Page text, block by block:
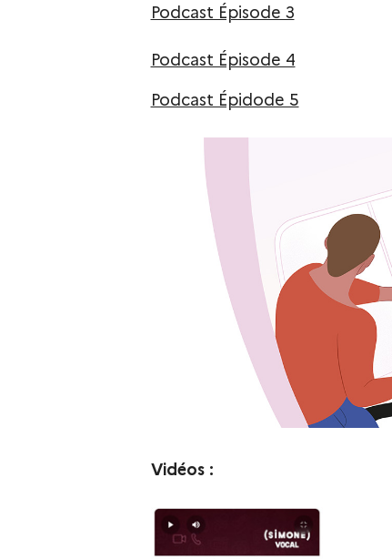
Podcast Épisode 3
Podcast Épisode 4
Podcast Épidode 5
Vidéos :